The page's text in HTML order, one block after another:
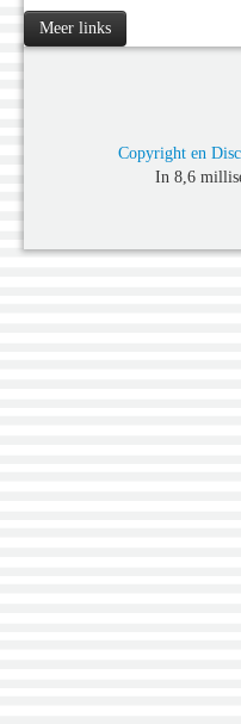
Meer links
Copyright en
In 8,6